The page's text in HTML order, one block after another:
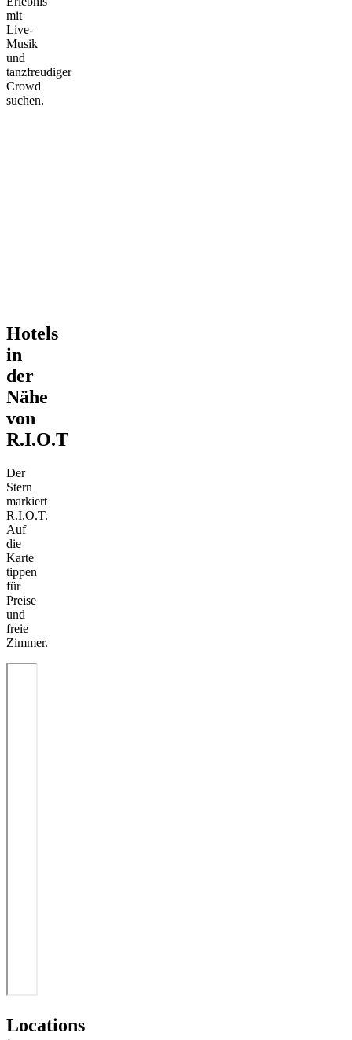
mit
Live-
Musik
und
tanzfreudiger
Crowd
suchen.
Hotels
in
der
Nähe
von
R.I.O.T
Der
Stern
markiert
R.I.O.T.
Auf
die
Karte
tippen
für
Preise
und
freie
Zimmer.
Locations